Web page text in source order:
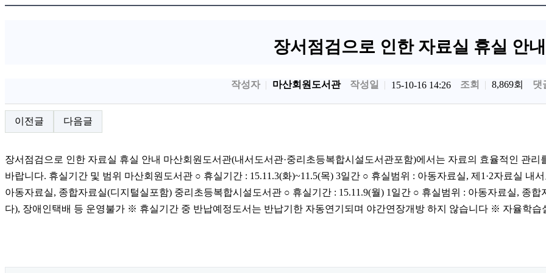
장서점검으로 인한 자료실 휴실 안내
작성자 마산회원도서관 작성일 15-10-16 14:26 조회 8,869회 댓
이전글 다음글
장서점검으로 인한 자료실 휴실 안내 마산회원도서관(내서도서관·중리초등복합시설도서관포함)에서는 자료의 효율적인 관
바랍니다. 휴실기간 및 범위 마산회원도서관 ○ 휴실기간 : 15.11.3(화)~11.5(목) 3일간 ○ 휴실범위 : 아동자료실, 제1·2자료실 내
아동자료실, 종합자료실(디지털실포함) 중리초등복합시설도서관 ○ 휴실기간 : 15.11.9(월) 1일간 ○ 휴실범위 : 아동자료실, 종
다), 장애인택배 등 운영불가 ※ 휴실기간 중 반납예정도서는 반납기한 자동연기되며 야간연장개방 하지 않습니다 ※ 자율학습